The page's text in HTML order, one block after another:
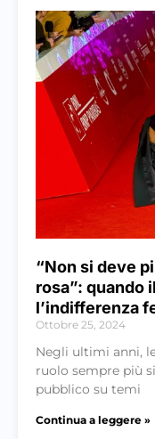
“Non si deve
rosa”: quando
l’indifferenza
Ottobre 25, 2024
Negli ultimi anni,
ruolo sempre più
pubblico su temi
Continua a leggere »